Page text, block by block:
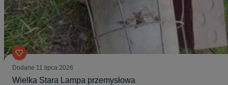
Dodane 11 lipca 2026
Wielka Stara Lampa przemysłowa